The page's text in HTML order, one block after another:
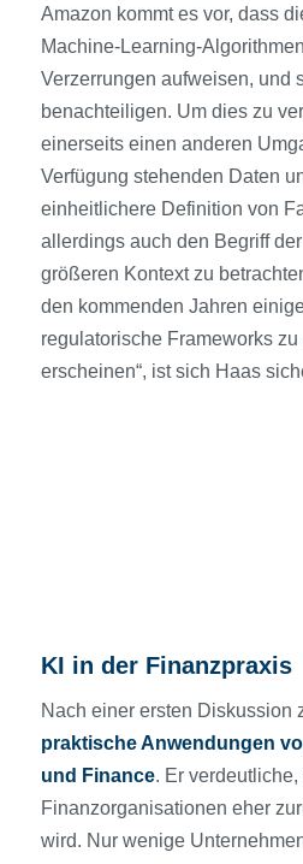
Amazon kommt es vor, dass
Machine-Learning-
Verzerrungen aufweisen, und
benachteiligen. Um dies zu
einerseits einen anderen
Verfügung stehenden Daten
einheitlichere Definition von
allerdings auch den Begriff
größeren Kontext zu
den kommenden Jahren
regulatorische Frameworks
erscheinen“, ist sich Haas
KI in der Finanzpraxis
Nach einer ersten Diskussion
praktische Anwendungen
und Finance. Er verdeutliche,
Finanzorganisationen eher
wird. Nur wenige